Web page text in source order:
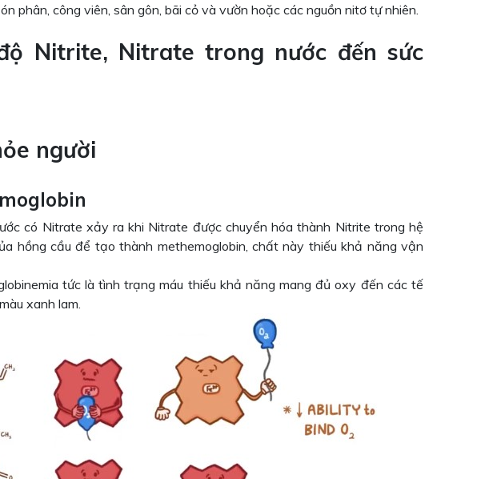
phân, công viên, sân gôn, bãi cỏ và vườn hoặc các nguồn nitơ tự nhiên.
Nitrite, Nitrate trong nước đến sức
người
có Nitrate xảy ra khi Nitrate được chuyển hóa thành Nitrite trong hệ
hồng cầu để tạo thành methemoglobin, chất này thiếu khả năng vận
tức là tình trạng máu thiếu khả năng mang đủ oxy đến các tế
xanh lam.